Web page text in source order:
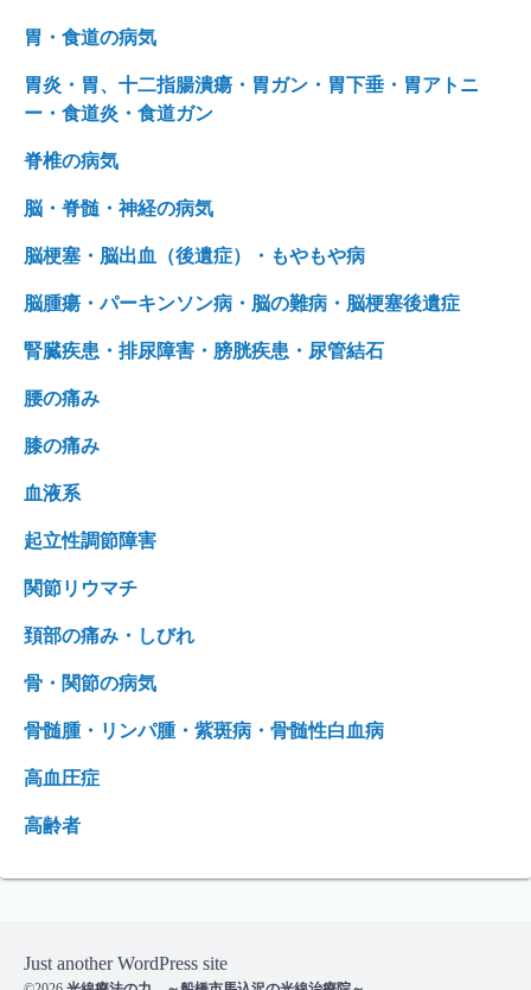
胃・食道の病気
胃炎・胃、十二指腸潰瘍・胃ガン・胃下垂・胃アトニ
ー・食道炎・食道ガン
脊椎の病気
脳・脊髄・神経の病気
脳梗塞・脳出血（後遺症）・もやもや病
脳腫瘍・パーキンソン病・脳の難病・脳梗塞後遺症
腎臓疾患・排尿障害・膀胱疾患・尿管結石
腰の痛み
膝の痛み
血液系
起立性調節障害
関節リウマチ
頚部の痛み・しびれ
骨・関節の病気
骨髄腫・リンパ腫・紫斑病・骨髄性白血病
高血圧症
高齢者
Just another WordPress site